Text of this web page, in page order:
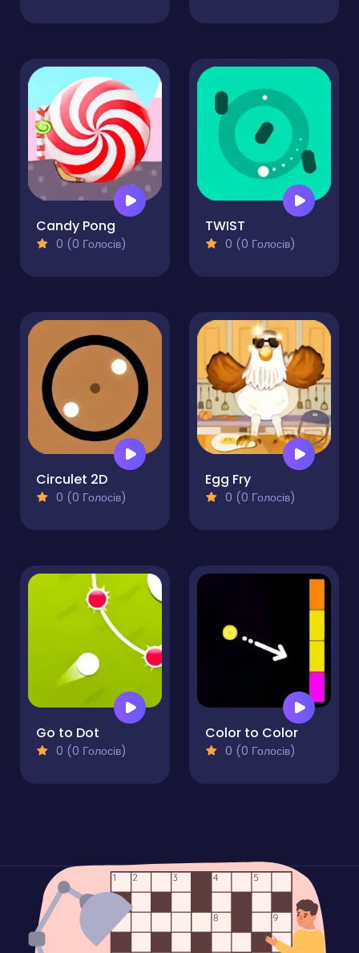
Candy Pong
0 (0 Голосів)
TWIST
0 (0 Голосів)
Circulet 2D
0 (0 Голосів)
Egg Fry
0 (0 Голосів)
Go to Dot
0 (0 Голосів)
Color to Color
0 (0 Голосів)